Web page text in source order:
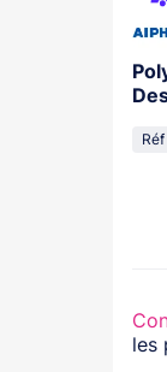
les